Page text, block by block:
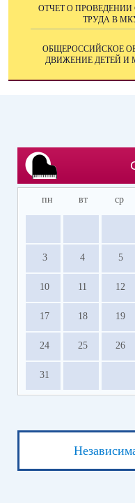
ОТЧЕТ О
ТРУДА В
ОБЩЕРОССИЙСКОЕ
ДВИЖЕНИЕ ДЕТЕЙ И
пн вт ср
3 4 5
10 11 12
17 18 19
24 25 26
31